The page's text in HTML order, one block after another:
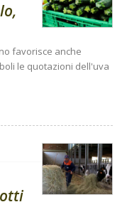
favorisce anche
le quotazioni dell'uva